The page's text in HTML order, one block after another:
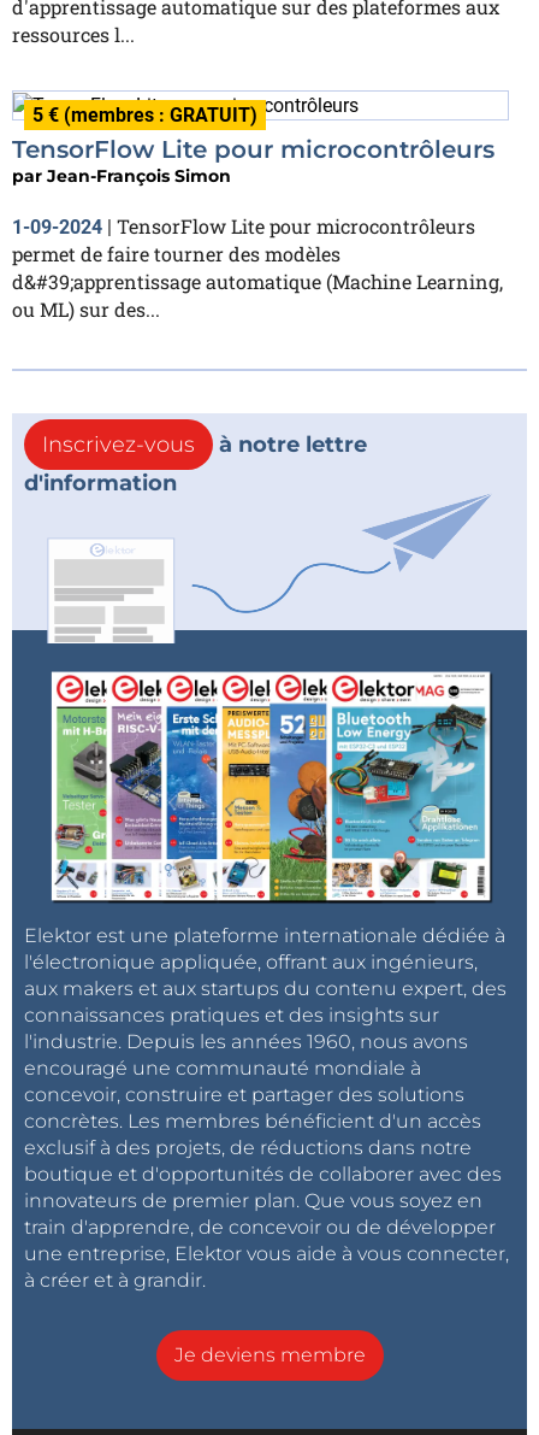
d'apprentissage automatique sur des plateformes aux
ressources l...
5 € (membres : GRATUIT)
TensorFlow Lite pour microcontrôleurs
par Jean-François Simon
1-09-2024 | TensorFlow Lite pour microcontrôleurs
permet de faire tourner des modèles
d&#39;apprentissage automatique (Machine Learning,
ou ML) sur des...
Inscrivez-vous
à notre lettre
d'information
Elektor est une plateforme internationale dédiée à
l'électronique appliquée, offrant aux ingénieurs,
aux makers et aux startups du contenu expert, des
connaissances pratiques et des insights sur
l'industrie. Depuis les années 1960, nous avons
encouragé une communauté mondiale à
concevoir, construire et partager des solutions
concrètes. Les membres bénéficient d'un accès
exclusif à des projets, de réductions dans notre
boutique et d'opportunités de collaborer avec des
innovateurs de premier plan. Que vous soyez en
train d'apprendre, de concevoir ou de développer
une entreprise, Elektor vous aide à vous connecter,
à créer et à grandir.
Je deviens membre